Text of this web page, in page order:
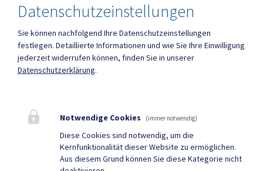
Mehr
Geko digital Gemeinde-
Tourismus
Sport & Freizeit Gemeindenachrichten
Datenschutzeinstellungen
Sie können nachfolgend Ihre Datenschutzeinstellungen
festlegen. Detaillierte Informationen und wie Sie Ihre Einwilligung
jederzeit widerrufen können, finden Sie in unserer
Datenschutzerklärung.
Notwendige Cookies (immer notwendig)
Diese Cookies sind notwendig, um die
Kernfunktionalität dieser Website zu ermöglichen.
Aus diesem Grund können Sie diese Kategorie nicht